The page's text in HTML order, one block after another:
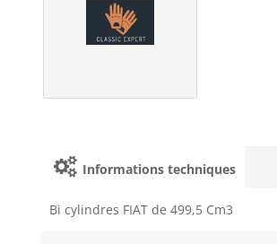
Informations techniques
Bi cylindres FIAT de 499,5 Cm3